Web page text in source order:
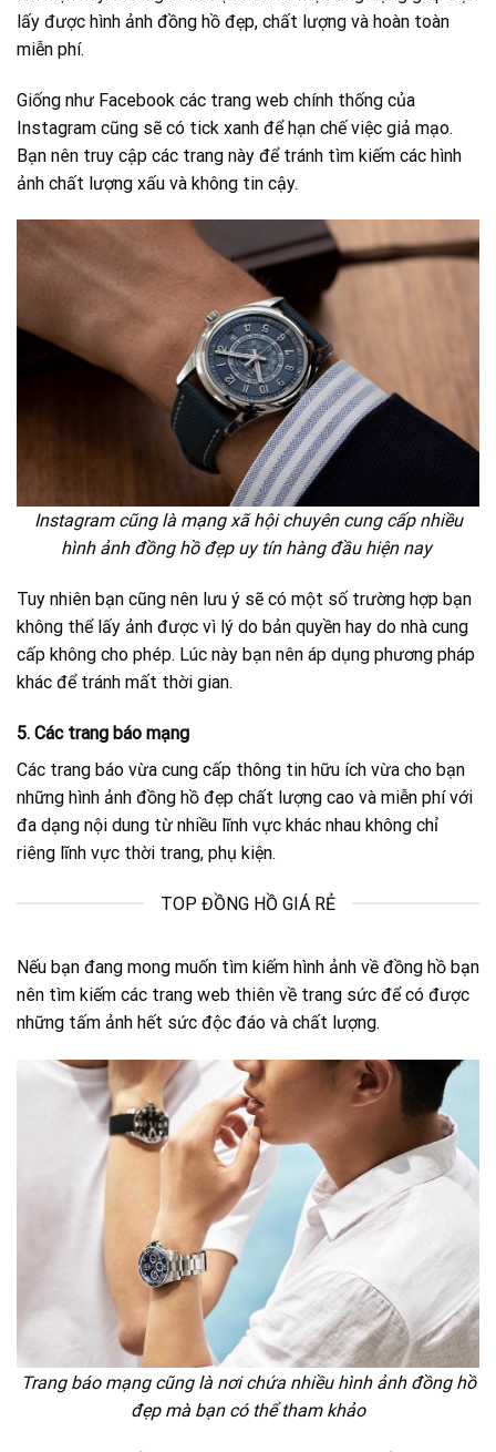
lấy được hình ảnh đồng hồ đẹp, chất lượng và hoàn toàn
miễn phí.
Giống như Facebook các trang web chính thống của
Instagram cũng sẽ có tick xanh để hạn chế việc giả mạo.
Bạn nên truy cập các trang này để tránh tìm kiếm các hình
ảnh chất lượng xấu và không tin cậy.
Instagram cũng là mạng xã hội chuyên cung cấp nhiều
hình ảnh đồng hồ đẹp uy tín hàng đầu hiện nay
Tuy nhiên bạn cũng nên lưu ý sẽ có một số trường hợp bạn
không thể lấy ảnh được vì lý do bản quyền hay do nhà cung
cấp không cho phép. Lúc này bạn nên áp dụng phương pháp
khác để tránh mất thời gian.
5. Các trang báo mạng
Các trang báo vừa cung cấp thông tin hữu ích vừa cho bạn
những hình ảnh đồng hồ đẹp chất lượng cao và miễn phí với
đa dạng nội dung từ nhiều lĩnh vực khác nhau không chỉ
riêng lĩnh vực thời trang, phụ kiện.
TOP ĐỒNG HỒ GIÁ RẺ
Nếu bạn đang mong muốn tìm kiếm hình ảnh về đồng hồ bạn
nên tìm kiếm các trang web thiên về trang sức để có được
những tấm ảnh hết sức độc đáo và chất lượng.
Trang báo mạng cũng là nơi chứa nhiều hình ảnh đồng hồ
đẹp mà bạn có thể tham khảo